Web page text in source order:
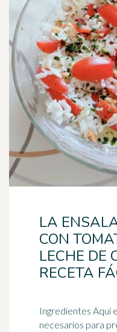
LA
CON
LECHE DE
RECETA
Ingredientes Aquí
necesarios para